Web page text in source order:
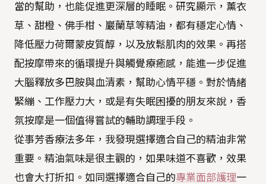
當的幫助，也能促進更深層的睡眠。研究顯示，薰衣
草、甜橙、佛手柑、巖蘭草等精油，都有穩定心情、
降低壓力荷爾蒙皮質醇，以及放鬆肌肉的效果。再搭
配按摩帶來的循環提升與觸覺療癒感，能進一步促進
大腦釋放多巴胺與血清素，幫助心情平穩。對於情緒
緊繃、工作壓力大，或是有失眠困擾的朋友來說，香
氛按摩是一個值得嘗試的輔助調理手段。
從事芳香療法多年，我發現選擇適合自己的精油非常
重要。精油氣味是很主觀的，如果味道不喜歡，效果
也會大打折扣。如同選擇適合自己的專業面部護理一